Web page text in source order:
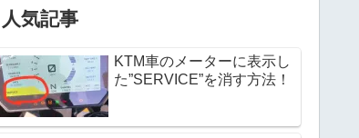
人気記事
KTM車のメーターに表示し
た”SERVICE”を消す方法！